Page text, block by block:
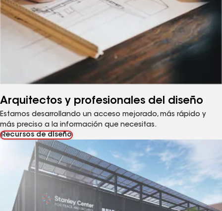
Arquitectos y profesionales del diseño
Estamos desarrollando un acceso mejorado, más rápido y
más preciso a la información que necesitas.
Recursos de diseño